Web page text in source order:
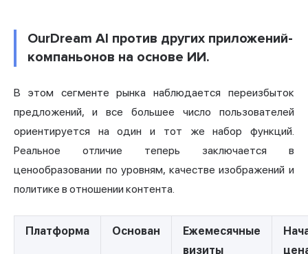
OurDream AI против других приложений-
компаньонов на основе ИИ.
В этом сегменте рынка наблюдается переизбыток
предложений, и все большее число пользователей
ориентируется на один и тот же набор функций.
Реальное отличие теперь заключается в
ценообразовании по уровням, качестве изображений и
политике в отношении контента.
Платформа Основан
Ежемесячные
визиты